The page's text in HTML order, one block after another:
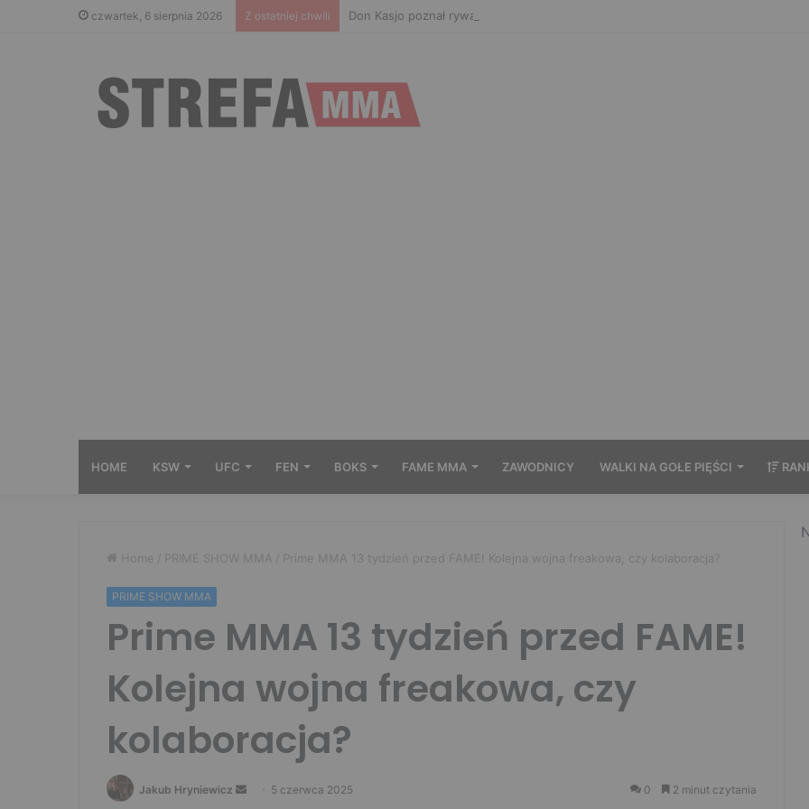
czwartek, 6 sierpnia 2026 Z ostatniej chwili Don Kasjo poznał rywala na FAME 32. Bartosz Szachta przeciwnikiem Króla
HOME KSW UFC FEN BOKS FAME MMA ZAWODNICY WALKI NA GOŁE PIĘŚCI
Home / PRIME SHOW MMA / Prime MMA 13 tydzień przed FAME! Kolejna wojna freakowa, czy kolaboracja?
PRIME SHOW MMA
Prime MMA 13 tydzień przed FAME!
Kolejna wojna freakowa, czy
kolaboracja?
Jakub Hryniewicz
Send 5 czerwca 2025 0 2 minut czytania